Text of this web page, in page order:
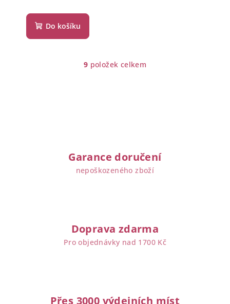
Do košíku
O
í
p
r
ý
p
9 položek celkem
Garance doručení
nepoškozeného zboží
Doprava zdarma
Pro objednávky nad 1700 Kč
Přes 3000 výdejních míst